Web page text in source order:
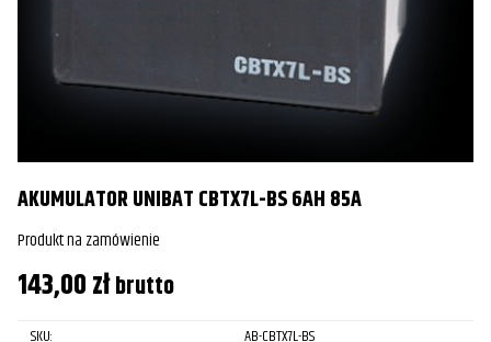
AKUMULATOR UNIBAT CBTX7L-BS 6AH 85A
Produkt na zamówienie
143,00złbrutto
SKU:
AB-CBTX7L-BS